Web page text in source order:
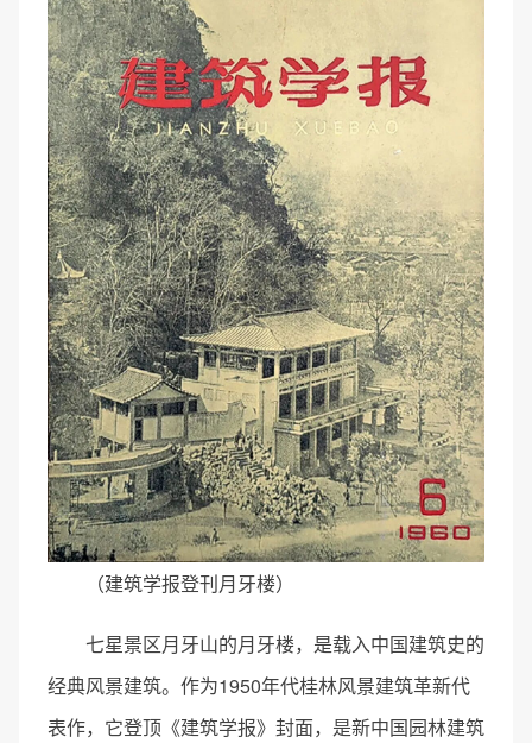
（建筑学报登刊月牙楼）
七星景区月牙山的月牙楼，是载入中国建筑史的
经典风景建筑。作为1950年代桂林风景建筑革新代
表作，它登顶《建筑学报》封面，是新中国园林建筑